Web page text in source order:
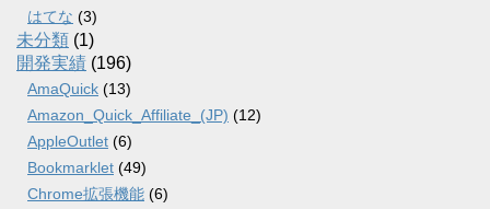
はてな (3)
未分類 (1)
開発実績 (196)
AmaQuick (13)
Amazon_Quick_Affiliate_(JP) (12)
AppleOutlet (6)
Bookmarklet (49)
Chrome拡張機能 (6)